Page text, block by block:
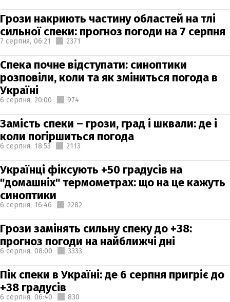
Грози накриють частину областей на тлі
сильної спеки: прогноз погоди на 7 серпня
7 серпня, 06:21 2371
Спека почне відступати: синоптики
розповіли, коли та як зміниться погода в
Україні
6 серпня, 20:00 974
Замість спеки – грози, град і шквали: де і
коли погіршиться погода
6 серпня, 18:53 2113
Українці фіксують +50 градусів на
"домашніх" термометрах: що на це кажуть
синоптики
6 серпня, 16:46 2282
Грози замінять сильну спеку до +38:
прогноз погоди на найближчі дні
6 серпня, 08:00 3333
Пік спеки в Україні: де 6 серпня пригріє до
+38 градусів
6 серпня, 06:40 830